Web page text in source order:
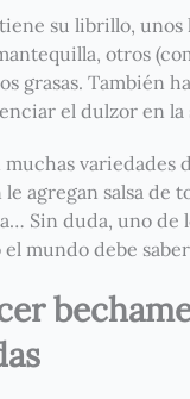
su librillo,
otros
grasas. También
el dulzor en la
variedades
agregan salsa de
Sin duda, uno de
mundo debe